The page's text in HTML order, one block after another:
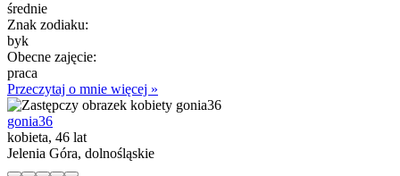
średnie
Znak zodiaku:
byk
Obecne zajęcie:
praca
Przeczytaj o mnie więcej »
gonia36
kobieta, 46 lat
Jelenia Góra, dolnośląskie